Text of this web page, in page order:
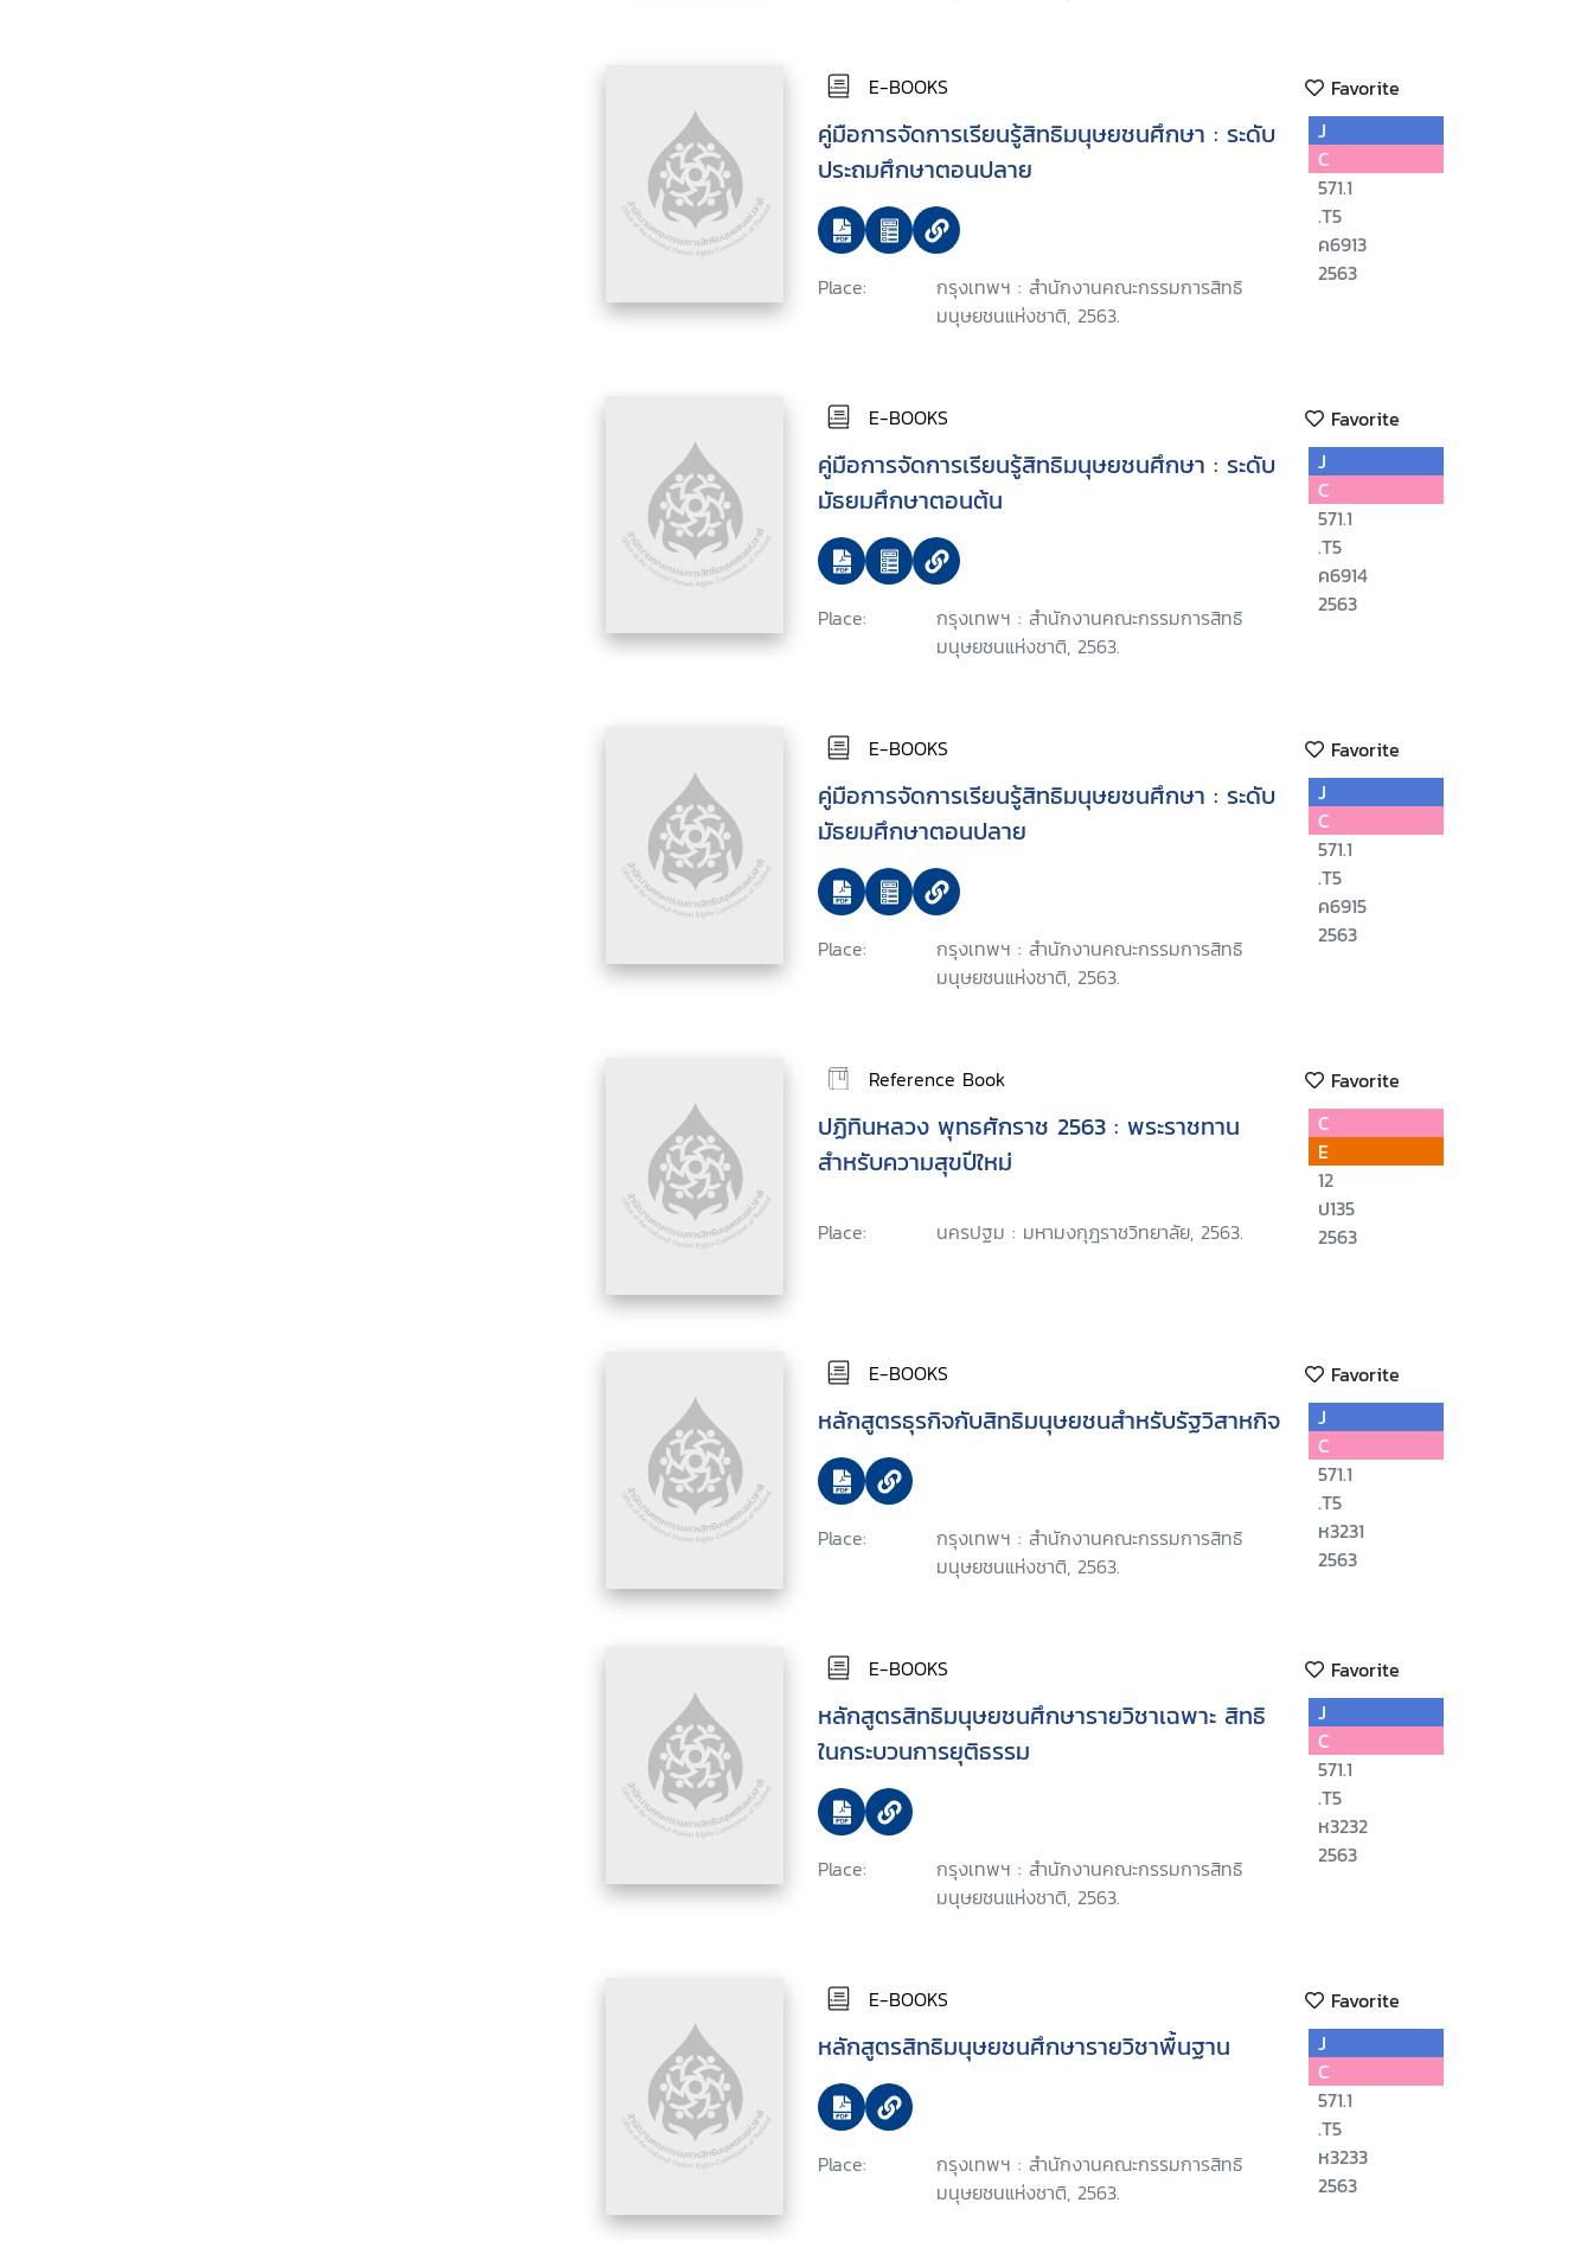
E-BOOKS Favorite
คู่มือการจัดการเรียนรู้สิทธิมนุษยชนศึกษา : ระดับ
ประถมศึกษาตอนปลาย
Place:
กรุงเทพฯ : สำนักงานคณะกรรมการสิทธิ
มนุษยชนแห่งชาติ, 2563.
J
C
571.1
.T5
ค6913
2563
E-BOOKS Favorite
คู่มือการจัดการเรียนรู้สิทธิมนุษยชนศึกษา : ระดับ
มัธยมศึกษาตอนต้น
Place:
กรุงเทพฯ : สำนักงานคณะกรรมการสิทธิ
มนุษยชนแห่งชาติ, 2563.
J
C
571.1
.T5
ค6914
2563
E-BOOKS Favorite
คู่มือการจัดการเรียนรู้สิทธิมนุษยชนศึกษา : ระดับ
มัธยมศึกษาตอนปลาย
Place:
กรุงเทพฯ : สำนักงานคณะกรรมการสิทธิ
มนุษยชนแห่งชาติ, 2563.
J
C
571.1
.T5
ค6915
2563
Reference Book Favorite
ปฏิทินหลวง พุทธศักราช 2563 : พระราชทาน
สำหรับความสุขปีใหม่
Place: นครปฐม : มหามงกุฎราชวิทยาลัย, 2563.
C
E
12
ป135
2563
E-BOOKS Favorite
หลักสูตรธุรกิจกับสิทธิมนุษยชนสำหรับรัฐวิสาหกิจ
Place:
กรุงเทพฯ : สำนักงานคณะกรรมการสิทธิ
มนุษยชนแห่งชาติ, 2563.
J
C
571.1
.T5
ห3231
2563
E-BOOKS Favorite
หลักสูตรสิทธิมนุษยชนศึกษารายวิชาเฉพาะ สิทธิ
ในกระบวนการยุติธรรม
Place:
กรุงเทพฯ : สำนักงานคณะกรรมการสิทธิ
มนุษยชนแห่งชาติ, 2563.
J
C
571.1
.T5
ห3232
2563
E-BOOKS Favorite
หลักสูตรสิทธิมนุษยชนศึกษารายวิชาพื้นฐาน
Place:
กรุงเทพฯ : สำนักงานคณะกรรมการสิทธิ
มนุษยชนแห่งชาติ, 2563.
J
C
571.1
.T5
ห3233
2563